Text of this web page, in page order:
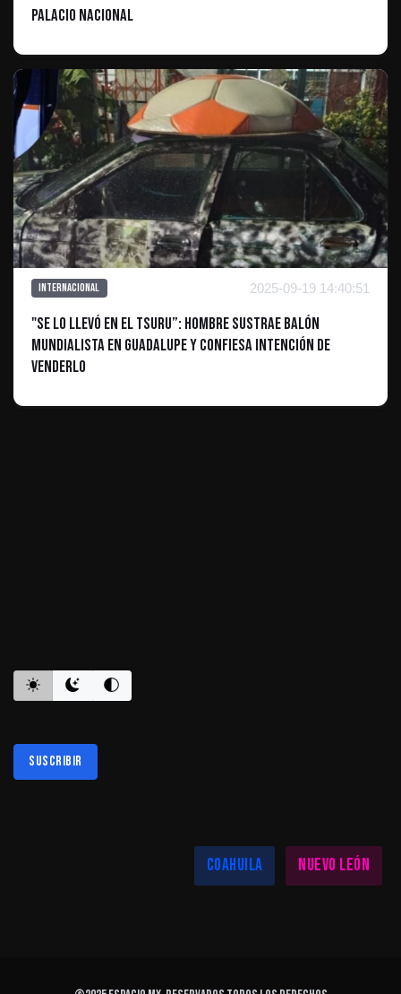
Palacio Nacional
Internacional 2025-09-19 14:40:51
"Se lo llevó en el Tsuru”: Hombre sustrae balón
mundialista en Guadalupe y confiesa intención de
venderlo
Suscribir
Coahuila
Nuevo León